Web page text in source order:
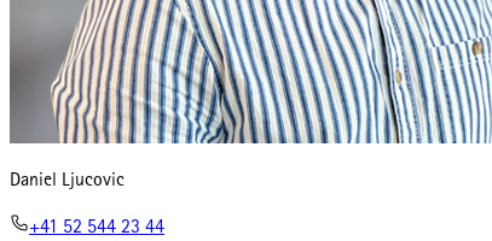
Daniel Ljucovic
+41 52 544 23 44